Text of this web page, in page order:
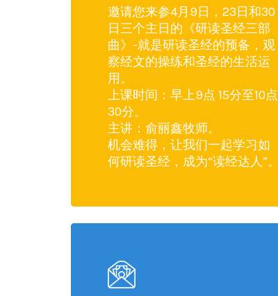
邀请您来参4月9日，23日和30
日三个主日的《研读圣经三部
曲》-就是研读圣经的预备，观
察经文的操练和圣经的生活运
用。
上课时间：早上9点 15分至10点
30分。
主讲：俞丽鑫牧师。
机会难得，让我们一起学习如
何研读圣经，成为“读经达人”。